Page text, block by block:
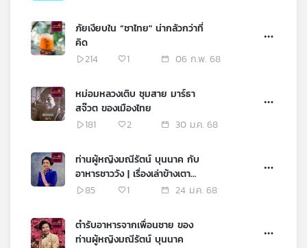
ภัยเงียบใน “ชาไทย" น่ากลัวกว่าที่
คิด
214
1 06 ก.พ. 68
หม่อมหลวงเติบ ชุมสาย มาร์ธา
สจ๊วต ของเมืองไทย
181
2 30 ม.ค. 68
ท่านผู้หญิงมณีรัตน์ บุนนาค กับ
อาหารชาววัง | เรื่องเล่าข้างเตา
ถ่าน
85 1 24 ม.ค. 68
ตำรับอาหารจากเพื่อนชาย ของ
ท่านผู้หญิงมณีรัตน์ บุนนาค